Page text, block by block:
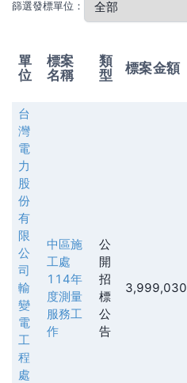
篩選發標單位：
單
位
標案
名稱
類
型
標案金額
台
灣
電
力
股
份
有
限
公
司
輸
變
電
工
程
處
中區施
工處
114年
度測量
服務工
作
公
開
招
標
公
告
3,999,030